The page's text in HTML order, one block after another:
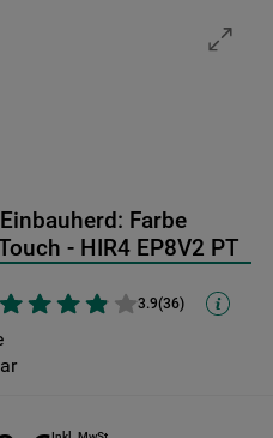
Farbe
- HIR4 EP8V2 PT
3.9(36)